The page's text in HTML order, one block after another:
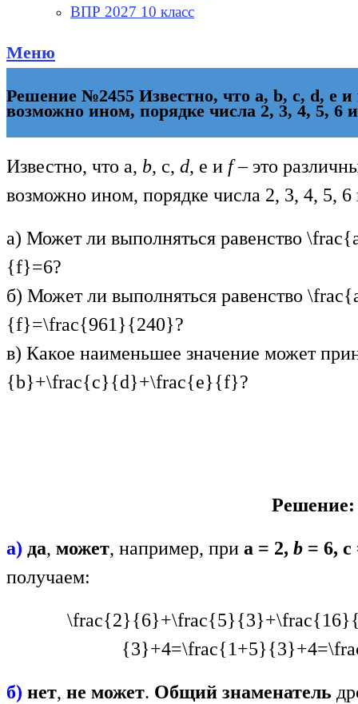
ВПР 2027 10 класс
Меню
Решение №2455 Известно, что а, b, с, d, е
возможно ином, порядке числа 2, 3, 4, 5, 6
Известно, что а, b, с, d, е и f– это
возможно ином, порядке числа 2, 3, 4, 5, 6
а) Может ли выполняться равенство
{f}=6?
б) Может ли выполняться равенство
{f}=\frac{961}{240}?
в) Какое наименьшее значение может
{b}+\frac{c}{d}+\frac{e}{f}?
Решение:
а) да, может, например, при a = 2, b = 6,
получаем:
б) нет, не может. Общий знаменатель